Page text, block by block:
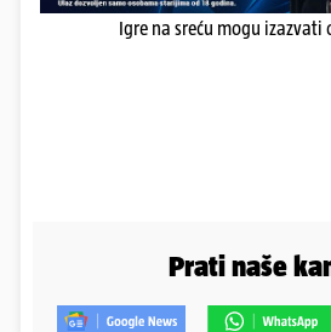
Igre na sreću mogu izazvati
Prati naše